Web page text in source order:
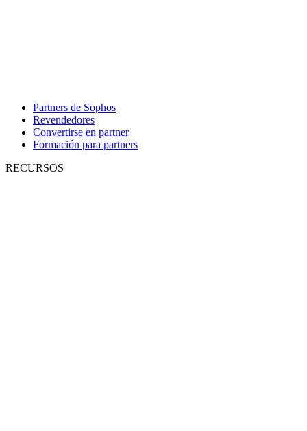
Partners de Sophos
Revendedores
Convertirse en partner
Formación para partners
RECURSOS